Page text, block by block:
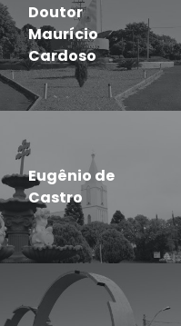
Doutor
Maurício
Cardoso
Eugênio de
Castro